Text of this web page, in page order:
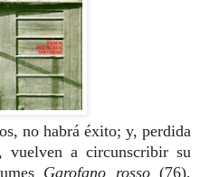
no habrá éxito; y, perdida
vuelven a circunscribir su
Garofano rosso(76),